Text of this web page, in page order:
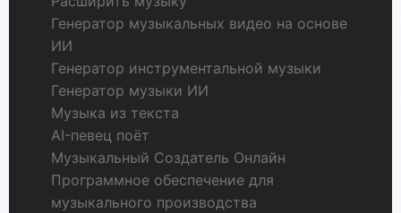
Генератор музыкальных видео на основе
ИИ
Генератор инструментальной музыки
Генератор музыки ИИ
Музыка из текста
AI-певец поёт
Музыкальный Создатель Онлайн
Программное обеспечение для
музыкального производства